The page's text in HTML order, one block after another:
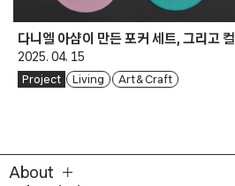
다니엘 아샴이 만든 포커 세트, 그리고
2025. 04. 15
Project Living Art & Craft
About